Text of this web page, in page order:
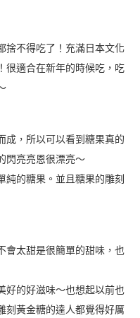
捨不得吃了！充滿日本文化
很適合在新年的時候吃，吃
成，所以可以看到糖果真的
閃亮亮恩很漂亮～
純的糖果。並且糖果的雕刻
會太甜是很簡單的甜味，也
好的好滋味～也想起以前也
刻黃金糖的達人都覺得好厲